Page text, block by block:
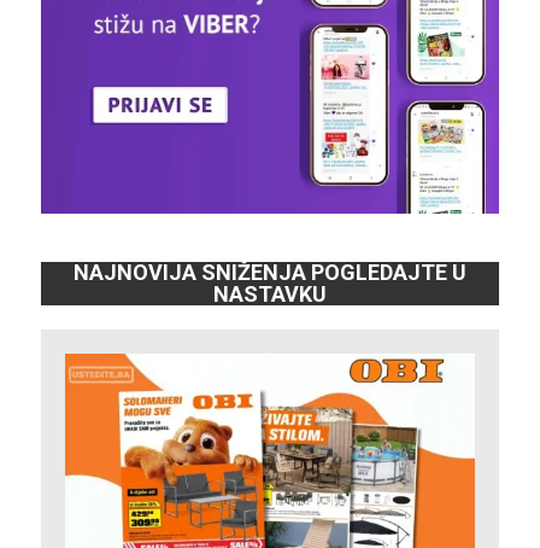
NAJNOVIJA SNIŽENJA POGLEDAJTE U
NASTAVKU